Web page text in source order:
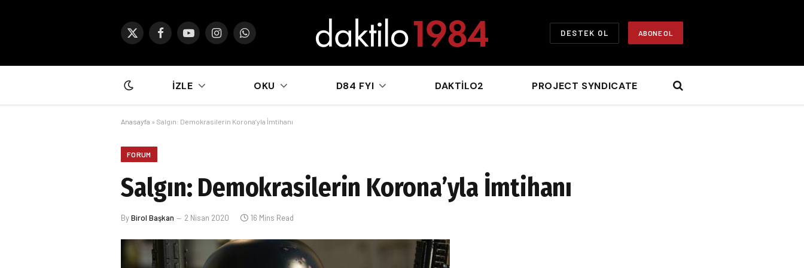
X
FacebookYouTubeInstagramWhatsApp
DESTEK OL ABONE OL
İZLE OKU D84 FYI DAKTILO2 PROJECT SYNDICATE
Anasayfa » Salgın: Demokrasilerin Korona’yla İmtihanı
FORUM
Salgın: Demokrasilerin Korona’yla İmtihanı
ByBirol Başkan 2 Nisan 2020 16 Mins Read